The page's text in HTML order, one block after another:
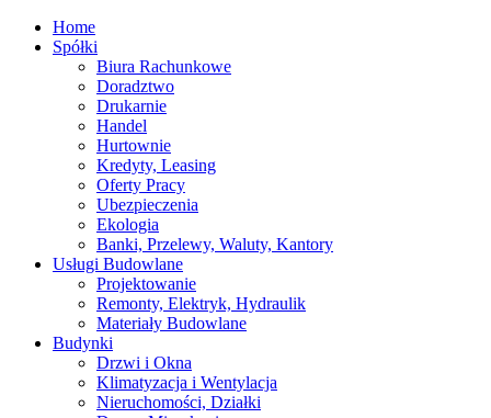
Home
Spółki
Biura Rachunkowe
Doradztwo
Drukarnie
Handel
Hurtownie
Kredyty, Leasing
Oferty Pracy
Ubezpieczenia
Ekologia
Banki, Przelewy, Waluty, Kantory
Usługi Budowlane
Projektowanie
Remonty, Elektryk, Hydraulik
Materiały Budowlane
Budynki
Drzwi i Okna
Klimatyzacja i Wentylacja
Nieruchomości, Działki